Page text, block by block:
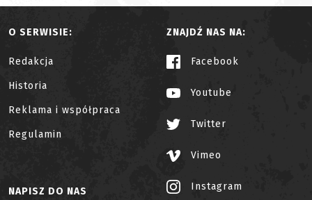
O SERWISIE:
Redakcja
Historia
Reklama i współpraca
Regulamin
ZNAJDŹ NAS NA:
Facebook
Youtube
Twitter
Vimeo
Instagram
NAPISZ DO NAS